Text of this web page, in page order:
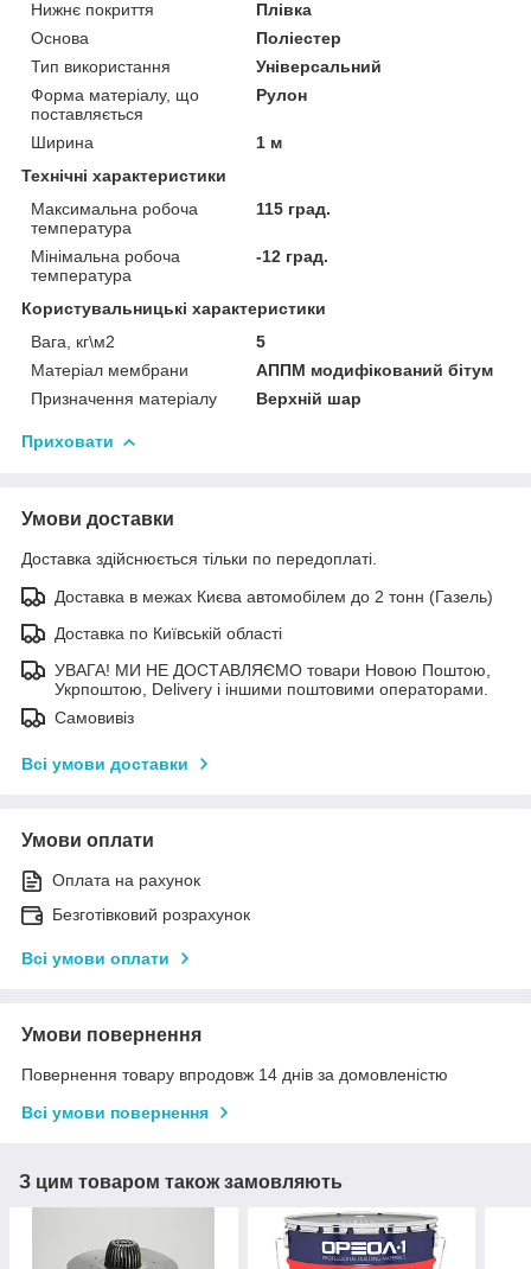
Нижнє покриття
Плівка
Основа
Поліестер
Тип використання
Універсальний
Форма матеріалу, що
поставляється
Рулон
Ширина
1 м
Технічні характеристики
Максимальна робоча
температура
115 град.
Мінімальна робоча
температура
-12 град.
Користувальницькі характеристики
Вага, кг\м2
5
Матеріал мембрани
АППМ модифікований бітум
Призначення матеріалу
Верхній шар
Приховати
Умови доставки
Доставка здійснюється тільки по передоплаті.
Доставка в межах Києва автомобілем до 2 тонн (Газель)
Доставка по Київській області
УВАГА! МИ НЕ ДОСТАВЛЯЄМО товари Новою Поштою,
Укрпоштою, Delivery і іншими поштовими операторами.
Самовивіз
Всі умови доставки
Умови оплати
Оплата на рахунок
Безготівковий розрахунок
Всі умови оплати
Умови повернення
Повернення товару впродовж 14 днів за домовленістю
Всі умови повернення
З цим товаром також замовляють